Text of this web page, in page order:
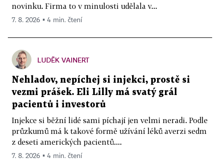
novinku. Firma to v minulosti udělala v...
7. 8. 2026 ▪ 4 min. čtení
LUDĚK VAINERT
Nehladov, nepíchej si injekci, prostě si
vezmi prášek. Eli Lilly má svatý grál
pacientů i investorů
Injekce si běžní lidé sami píchají jen velmi neradi. Podle
průzkumů má k takové formě užívání léků averzi sedm
z deseti amerických pacientů....
7. 8. 2026 ▪ 4 min. čtení